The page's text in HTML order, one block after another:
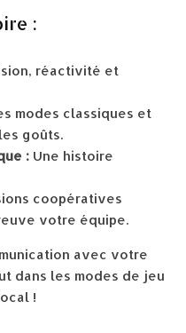
:
réactivité et
modes classiques et
goûts.
: Une histoire
coopératives
votre équipe.
avec votre
dans les modes de jeu
!